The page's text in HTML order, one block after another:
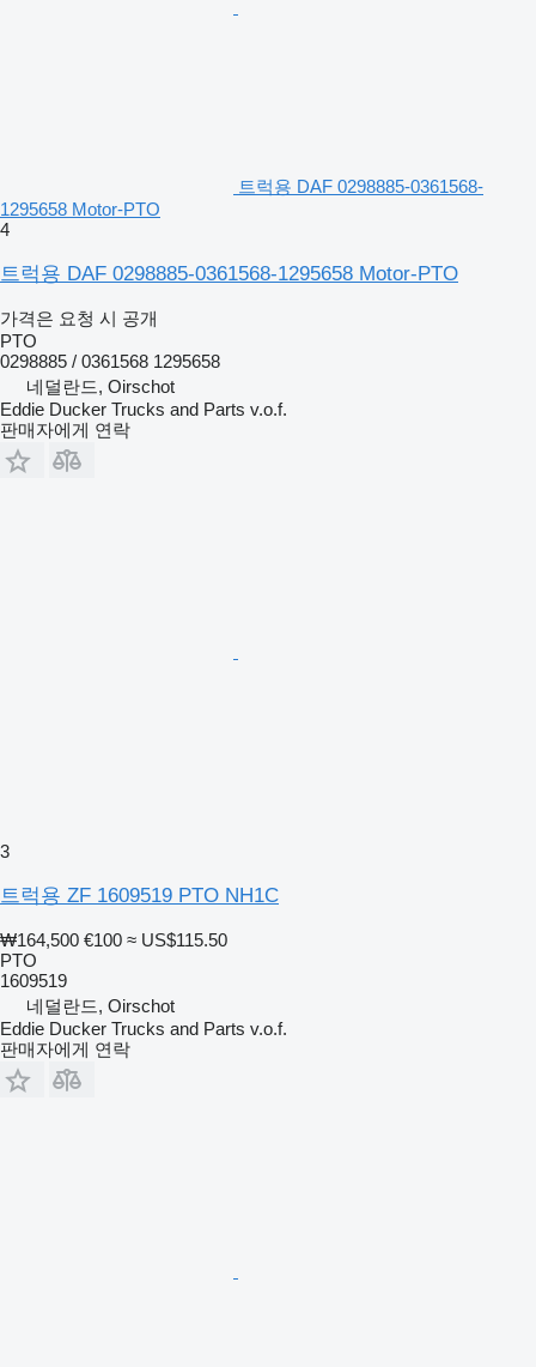
트럭용 DAF 0298885-0361568-
1295658 Motor-PTO
4
트럭용 DAF 0298885-0361568-1295658 Motor-PTO
가격은 요청 시 공개
PTO
0298885 / 0361568 1295658
네덜란드, Oirschot
Eddie Ducker Trucks and Parts v.o.f.
판매자에게 연락
3
트럭용 ZF 1609519 PTO NH1C
₩164,500 €100 ≈ US$115.50
PTO
1609519
네덜란드, Oirschot
Eddie Ducker Trucks and Parts v.o.f.
판매자에게 연락